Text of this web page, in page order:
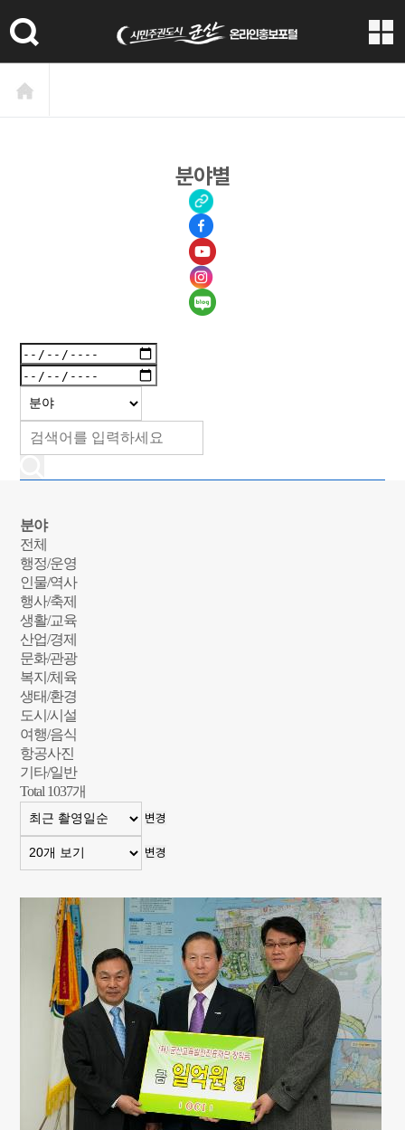
분야별
분야
전체
행정/운영
인물/역사
행사/축제
생활/교육
산업/경제
문화/관광
복지/체육
생태/환경
도시/시설
여행/음식
항공사진
기타/일반
Total 1037개
변경
변경